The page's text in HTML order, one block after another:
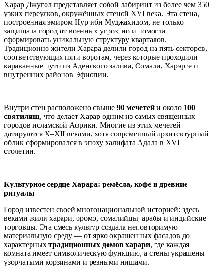
Харар Джугол представляет собой лабиринт из более чем 350
узких переулков, окружённых стеной XVI века. Эта стена,
построенная эмиром Нур ибн Муджа́хидом, не только
защищала город от военных угроз, но и помогла
сформировать уникальную структуру кварталов.
Традиционно жители Харара делили город на пять секторов,
соответствующих пяти воротам, через которые проходили
караванные пути из Аденского залива, Сомали, Харэрге и
внутренних районов Эфиопии.
Внутри стен расположено свыше 90 мечетей и около 100
святилищ, что делает Харар одним из самых священных
городов исламской Африки. Многие из этих мечетей
датируются X–XII веками, хотя современный архитектурный
облик сформировался в эпоху халифата Адала в XVI
столетии.
Культурное сердце Харара: ремёсла, кофе и древние
ритуалы
Город известен своей многонациональной историей: здесь
веками жили харари, оромо, сомалийцы, арабы и индийские
торговцы. Эта смесь культур создала неповторимую
материальную среду — от ярко окрашенных фасадов до
характерных традиционных домов харари, где каждая
комната имеет символическую функцию, а стены украшены
узорчатыми корзинами и резными нишами.